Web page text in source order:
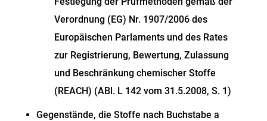
Verordnung (EG) Nr. 1907/2006 des
Europäischen Parlaments und des Rates
zur Registrierung, Bewertung, Zulassung
und Beschränkung chemischer Stoffe
(REACH) (ABl. L 142 vom 31.5.2008, S. 1)
Gegenstände, die Stoffe nach Buchstabe a